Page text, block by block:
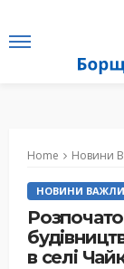
Home Новини
НОВИНИ
в селі